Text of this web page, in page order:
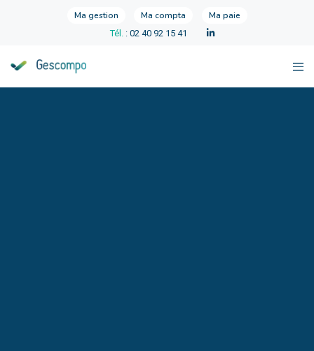
Ma gestion Ma compta Ma paie
Tél. : 02 40 92 15 41